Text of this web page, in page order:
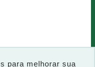
para melhorar sua